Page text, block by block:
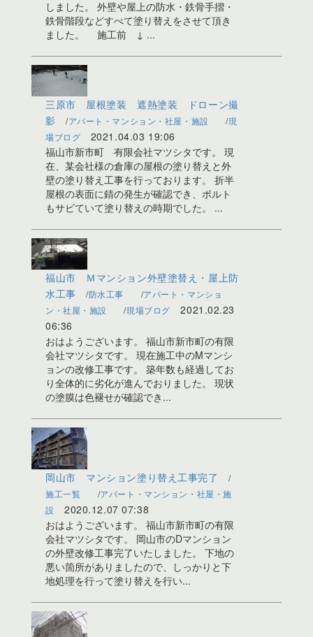
しました。 外壁や屋上の防水・鉄骨手摺・
鉄骨階段などすべて塗り替えをさせて頂き
ました。 施工前 ↓ ...
三原市 屋根塗装 遮熱塗装 ドローン撮
影
アパート・マンション・社屋・施設
現
場ブログ
2021.04.03 19:06
福山市新市町 有限会社マツシタです。 現
在、某会社様の倉庫の屋根の塗り替えと外
壁の塗り替え工事を行っております。 折半
屋根の表面に錆の発生が確認でき、ボルト
もサビていて塗り替えの時期でした。 ...
福山市 Ｍマンション外壁塗替え・屋上防
水工事
防水工事
アパート・マンショ
ン・社屋・施設
現場ブログ
2021.02.23
06:36
おはようございます。 福山市新市町の有限
会社マツシタです。 現在施工中のMマンシ
ョンの改修工事です。 築年数も経過してお
り全体的に劣化が進んでおりました。 現状
の塗膜は色褪せが確認でき...
岡山市 マンション塗り替え工事完了
施工一覧
アパート・マンション・社屋・施
設
2020.12.07 07:38
おはようございます。 福山市新市町の有限
会社マツシタです。 岡山市のDマンション
の外壁改修工事完了いたしました。 下地の
悪い箇所がありましたので、しっかりと下
地処理を行って塗り替えを行い...